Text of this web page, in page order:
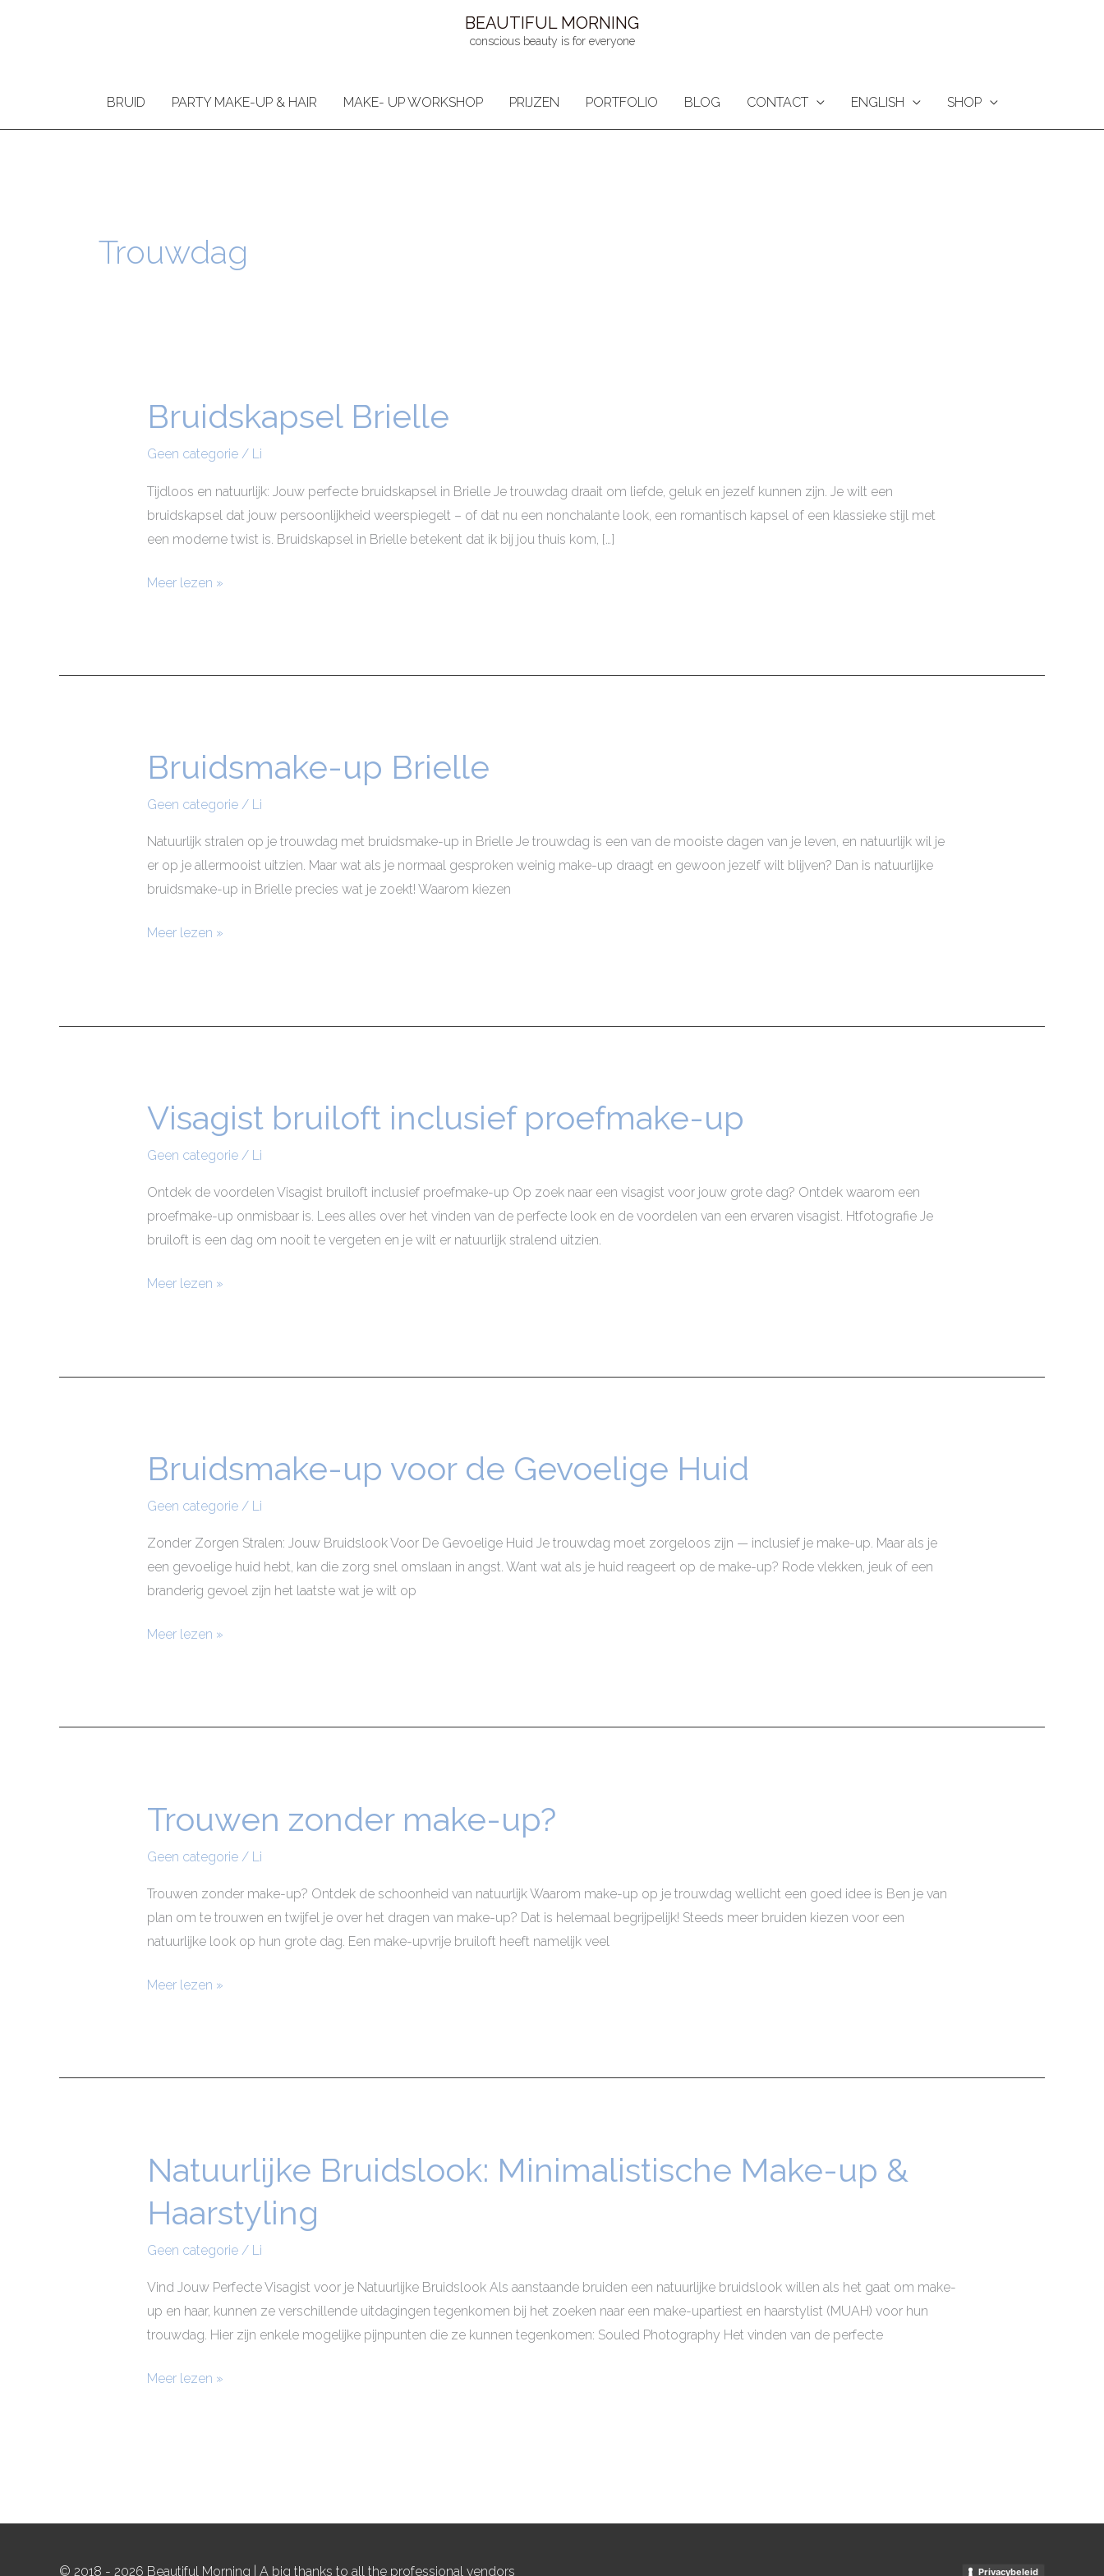
BEAUTIFUL MORNING
conscious beauty is for everyone
BRUID PARTY MAKE-UP & HAIR MAKE- UP WORKSHOP PRIJZEN PORTFOLIO BLOG CONTACT ENGLISH SHOP
Trouwdag
Bruidskapsel Brielle
Geen categorie/ Li
Tijdloos en natuurlijk: Jouw perfecte bruidskapsel in Brielle Je trouwdag draait om liefde, geluk en jezelf kunnen zijn. Je wilt een
bruidskapsel dat jouw persoonlijkheid weerspiegelt – of dat nu een nonchalante look, een romantisch kapsel of een klassieke stijl met
een moderne twist is. Bruidskapsel in Brielle betekent dat ik bij jou thuis kom, […]
Bruidskapsel
Brielle
Meer lezen »
Bruidsmake-up Brielle
Geen categorie/ Li
Natuurlijk stralen op je trouwdag met bruidsmake-up in Brielle Je trouwdag is een van de mooiste dagen van je leven, en natuurlijk wil je
er op je allermooist uitzien. Maar wat als je normaal gesproken weinig make-up draagt en gewoon jezelf wilt blijven? Dan is natuurlijke
bruidsmake-up in Brielle precies wat je zoekt! Waarom kiezen
Bruidsmake-
up
Brielle
Meer lezen »
Visagist bruiloft inclusief proefmake-up
Geen categorie/ Li
Ontdek de voordelen Visagist bruiloft inclusief proefmake-up Op zoek naar een visagist voor jouw grote dag? Ontdek waarom een
proefmake-up onmisbaar is. Lees alles over het vinden van de perfecte look en de voordelen van een ervaren visagist. Htfotografie Je
bruiloft is een dag om nooit te vergeten en je wilt er natuurlijk stralend uitzien.
Visagist
bruiloft
inclusief
Meer lezen »
Bruidsmake-up voor de Gevoelige Huid
Geen categorie/ Li
Zonder Zorgen Stralen: Jouw Bruidslook Voor De Gevoelige Huid Je trouwdag moet zorgeloos zijn — inclusief je make-up. Maar als je
een gevoelige huid hebt, kan die zorg snel omslaan in angst. Want wat als je huid reageert op de make-up? Rode vlekken, jeuk of een
branderig gevoel zijn het laatste wat je wilt op
Bruidsmake-
up
voor
Meer lezen »
Trouwen zonder make-up?
Geen categorie/ Li
Trouwen zonder make-up? Ontdek de schoonheid van natuurlijk Waarom make-up op je trouwdag wellicht een goed idee is Ben je van
plan om te trouwen en twijfel je over het dragen van make-up? Dat is helemaal begrijpelijk! Steeds meer bruiden kiezen voor een
natuurlijke look op hun grote dag. Een make-upvrije bruiloft heeft namelijk veel
Trouwen
zonder
make-
Meer lezen »
Natuurlijke Bruidslook: Minimalistische Make-up &
Haarstyling
Geen categorie/ Li
Vind Jouw Perfecte Visagist voor je Natuurlijke Bruidslook Als aanstaande bruiden een natuurlijke bruidslook willen als het gaat om make-
up en haar, kunnen ze verschillende uitdagingen tegenkomen bij het zoeken naar een make-upartiest en haarstylist (MUAH) voor hun
trouwdag. Hier zijn enkele mogelijke pijnpunten die ze kunnen tegenkomen: Souled Photography Het vinden van de perfecte
Natuurlijke
Bruidslook:
Minimalistische
up
&
Haarstyling
Meer lezen »
© 2018 - 2026 Beautiful Morning | A big thanks to all the professional vendors Privacybeleid